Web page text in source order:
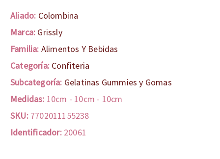
Aliado: Colombina
Marca: Grissly
Familia: Alimentos Y Bebidas
Categoría: Confiteria
Subcategoría: Gelatinas Gummies y Gomas
Medidas: 10cm - 10cm - 10cm
SKU: 7702011155238
Identificador: 20061